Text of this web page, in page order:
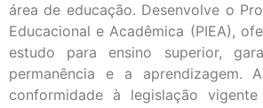
área de educação. Desenvolve o
Educacional e Acadêmica (PIEA),
estudo para ensino superior,
permanência e a aprendizagem.
conformidade à legislação